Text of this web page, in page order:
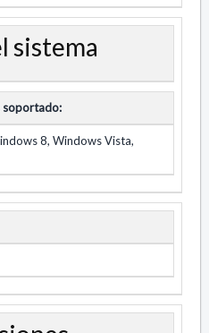
sistema
soportado:
8, Windows Vista,